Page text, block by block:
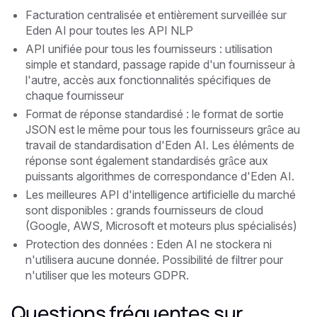
Facturation centralisée et entièrement surveillée sur
Eden AI pour toutes les API NLP
API unifiée pour tous les fournisseurs : utilisation
simple et standard, passage rapide d'un fournisseur à
l'autre, accès aux fonctionnalités spécifiques de
chaque fournisseur
Format de réponse standardisé : le format de sortie
JSON est le même pour tous les fournisseurs grâce au
travail de standardisation d'Eden AI. Les éléments de
réponse sont également standardisés grâce aux
puissants algorithmes de correspondance d'Eden AI.
Les meilleures API d'intelligence artificielle du marché
sont disponibles : grands fournisseurs de cloud
(Google, AWS, Microsoft et moteurs plus spécialisés)
Protection des données : Eden AI ne stockera ni
n'utilisera aucune donnée. Possibilité de filtrer pour
n'utiliser que les moteurs GDPR.